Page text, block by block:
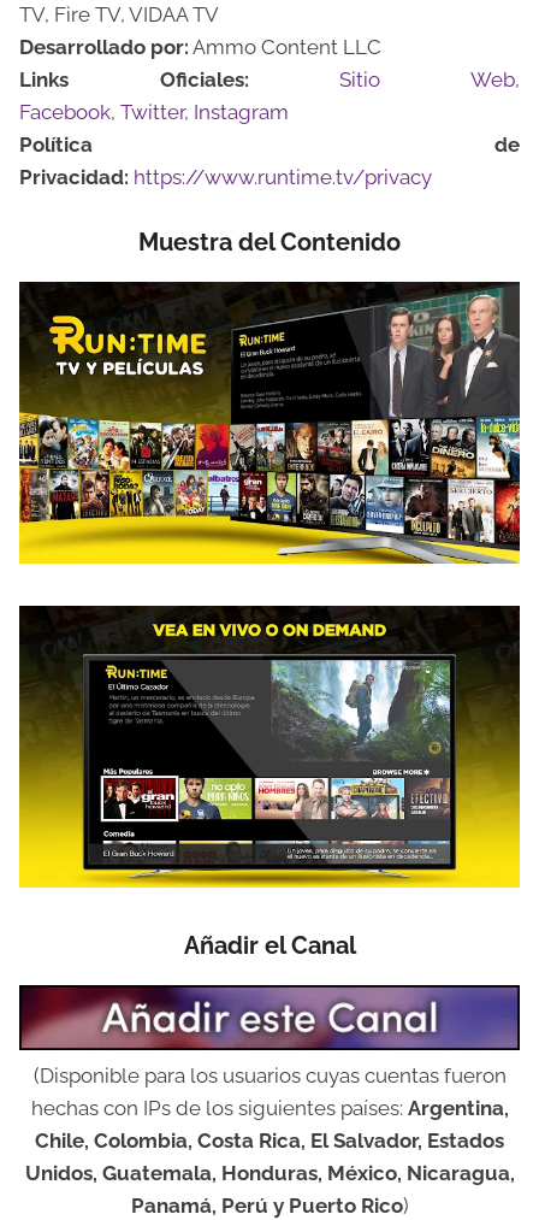
TV, Fire TV, VIDAA TV
Desarrollado por: Ammo Content LLC
Links Oficiales:
Sitio Web,
Facebook, Twitter, Instagram
Política de
Privacidad: https://www.runtime.tv/privacy
Muestra del Contenido
Añadir el Canal
(Disponible para los usuarios cuyas cuentas fueron
hechas con IPs de los siguientes países: Argentina,
Chile, Colombia, Costa Rica, El Salvador, Estados
Unidos, Guatemala, Honduras, México, Nicaragua,
Panamá, Perú y Puerto Rico)